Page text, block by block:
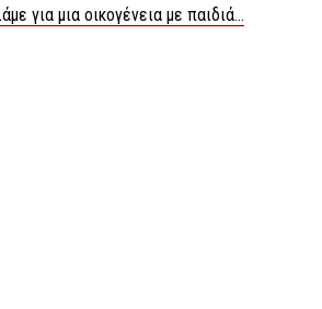
για μια οικογένεια με παιδιά...